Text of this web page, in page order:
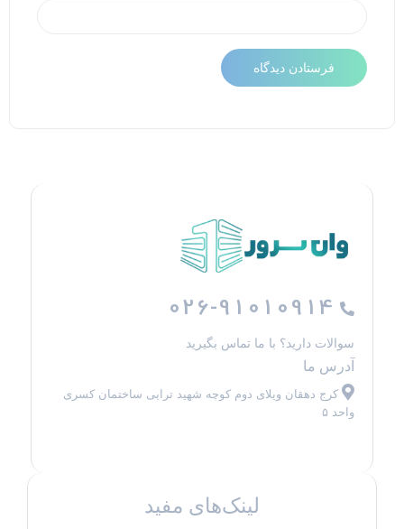
026-91010914
سوالات دارید؟ با ما تماس بگیرید
آدرس ما
کرج دهقان ویلای دوم کوچه شهید ترابی ساختمان کسری
واحد ۵
لینک‌های مفید